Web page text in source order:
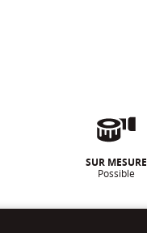
SUR MESURE
Possible